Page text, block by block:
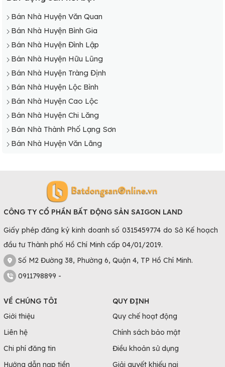
Bán Nhà Huyện Văn Quan
Bán Nhà Huyện Bình Gia
Bán Nhà Huyện Đình Lập
Bán Nhà Huyện Hữu Lũng
Bán Nhà Huyện Tràng Định
Bán Nhà Huyện Lộc Bình
Bán Nhà Huyện Cao Lộc
Bán Nhà Huyện Chi Lăng
Bán Nhà Thành Phố Lạng Sơn
Bán Nhà Huyện Văn Lãng
CÔNG TY CỔ PHẦN BẤT ĐỘNG SẢN SAIGON LAND
Giấy phép đăng ký kinh doanh số 0315459774 do Sở Kế hoạch
đầu tư Thành phố Hồ Chí Minh cấp 04/01/2019.
Số M2 Đường 38, Phường 6, Quận 4, TP Hồ Chí Minh.
0911798899 -
VỀ CHÚNG TÔI
Giới thiệu
Liên hệ
Chi phí đăng tin
Hướng dẫn nạp tiền
QUY ĐỊNH
Quy chế hoạt động
Chính sách bảo mật
Điều khoản sử dụng
Giải quyết khiếu nại